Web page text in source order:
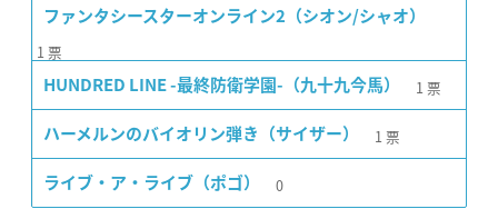
ファンタシースターオンライン2（シオン/シャオ）
1 票
HUNDRED LINE -最終防衛学園-（九十九今馬） 1 票
ハーメルンのバイオリン弾き（サイザー） 1 票
ライブ・ア・ライブ（ポゴ） 0